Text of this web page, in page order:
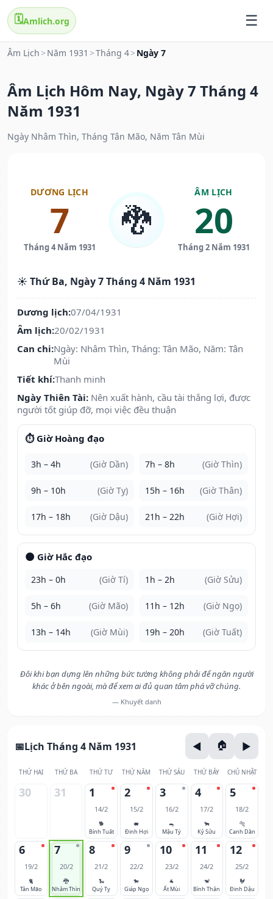
🗓️Amlich.org
Âm Lịch > Năm 1931 >Tháng 4> Ngày 7
Âm Lịch Hôm Nay, Ngày 7 Tháng 4
Năm 1931
Ngày Nhâm Thìn, Tháng Tân Mão, Năm Tân Mùi
DƯƠNG LỊCH
7
Tháng 4 Năm 1931
🐉
ÂM LỊCH
20
Tháng 2 Năm 1931
☀️ Thứ Ba, Ngày 7 Tháng 4 Năm 1931
Dương lịch:07/04/1931
Âm lịch:20/02/1931
Can chi:Ngày: Nhâm Thìn, Tháng: Tân Mão, Năm: Tân
Mùi
Tiết khí:Thanh minh
Ngày Thiên Tài: Nên xuất hành, cầu tài thắng lợi, được
người tốt giúp đỡ, mọi việc đều thuận
⏱️ Giờ Hoàng đạo
3h – 4h (Giờ Dần) 7h – 8h (Giờ Thìn)
9h – 10h (Giờ Tỵ) 15h – 16h (Giờ Thân)
17h – 18h (Giờ Dậu) 21h – 22h (Giờ Hợi)
🌑 Giờ Hắc đạo
23h – 0h (Giờ Tí) 1h – 2h (Giờ Sửu)
5h – 6h (Giờ Mão) 11h – 12h (Giờ Ngọ)
13h – 14h (Giờ Mùi) 19h – 20h (Giờ Tuất)
Đôi khi bạn dựng lên những bức tường không phải để ngăn người
khác ở bên ngoài, mà để xem ai đủ quan tâm phá vỡ chúng.
— Khuyết danh
Lịch Tháng 4 Năm 1931
THỨ HAI THỨ BA THỨ TƯ THỨ NĂM THỨ SÁU THỨ BẢY CHỦ NHẬT
30 31 1
14/2
🐕
Bính Tuất
2
15/2
🐖
Đinh Hợi
3
16/2
🐀
Mậu Tý
4
17/2
🐂
Kỷ Sửu
5
18/2
🐅
Canh Dần
6
19/2
🐈
Tân Mão
7
20/2
🐉
Nhâm Thìn
8
21/2
🐍
Quý Tỵ
9
22/2
🐎
Giáp Ngọ
10
23/2
🐐
Ất Mùi
11
24/2
🐒
Bính Thân
12
25/2
🐓
Đinh Dậu